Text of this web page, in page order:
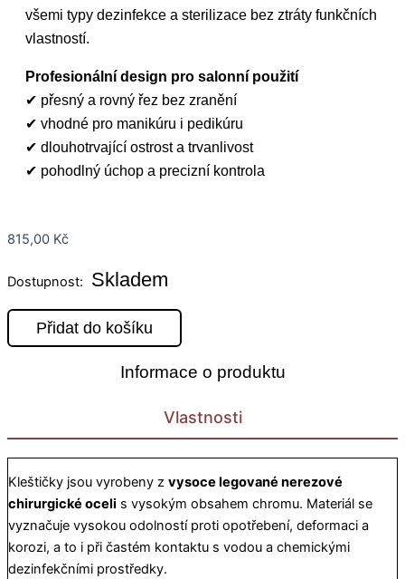
všemi typy dezinfekce a sterilizace bez ztráty funkčních
vlastností.
Profesionální design pro salonní použití
✔ přesný a rovný řez bez zranění
✔ vhodné pro manikúru i pedikúru
✔ dlouhotrvající ostrost a trvanlivost
✔ pohodlný úchop a precizní kontrola
815,00 Kč
Dostupnost: Skladem
Přidat do košíku
Informace o produktu
Vlastnosti
Kleštičky jsou vyrobeny z vysoce legované nerezové
chirurgické oceli s vysokým obsahem chromu. Materiál se
vyznačuje vysokou odolností proti opotřebení, deformaci a
korozi, a to i při častém kontaktu s vodou a chemickými
dezinfekčními prostředky.